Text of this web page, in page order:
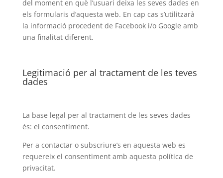
del moment en què l’usuari deixa les seves dades en
els formularis d’aquesta web. En cap cas s’utilitzarà
la informació procedent de Facebook i/o Google amb
una finalitat diferent.
Legitimació per al tractament de les teves
dades
La base legal per al tractament de les seves dades
és: el consentiment.
Per a contactar o subscriure’s en aquesta web es
requereix el consentiment amb aquesta política de
privacitat.